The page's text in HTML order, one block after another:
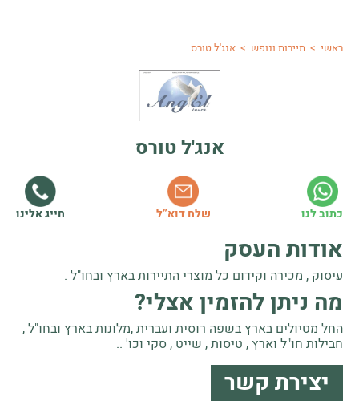
ראשי > תיירות ונופש > אנג'ל טורס
אנג'ל טורס
כתוב לנו שלח דוא”ל חייג אלינו
אודות העסק
עיסוק , מכירה וקידום כל מוצרי התיירות בארץ ובחו"ל .
מה ניתן להזמין אצלי?
החל מטיולים בארץ בשפה רוסית ועברית ,מלונות בארץ ובחו"ל ,
חבילות חו"ל וארץ , טיסות , שייט , סקי וכו' ..
יצירת קשר